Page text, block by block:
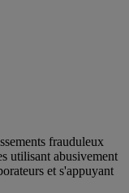
frauduleux
utilisant abusivement
et s'appuyant